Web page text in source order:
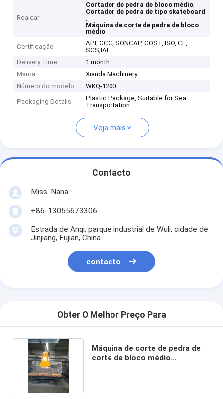
Realçar
Cortador de pedra de bloco médio,
Cortador de pedra de tipo skateboard
,
Máquina de corte de pedra de bloco
médio
Certificação
API, CCC, SONCAP, GOST, ISO, CE,
SGS;IAF
Delivery Time
1 month
Marca
Xianda Machinery
Número do modelo
WKQ-1200
Packaging Details
Plastic Package, Suitable for Sea
Transportation
Veja mais
Contacto
Miss. Nana
+86-13055673306
Estrada de Anqi, parque industrial de Wuli, cidade de
Jinjiang, Fujian, China
contacto
Obter O Melhor Preço Para
Máquina de corte de pedra de
corte de bloco médio